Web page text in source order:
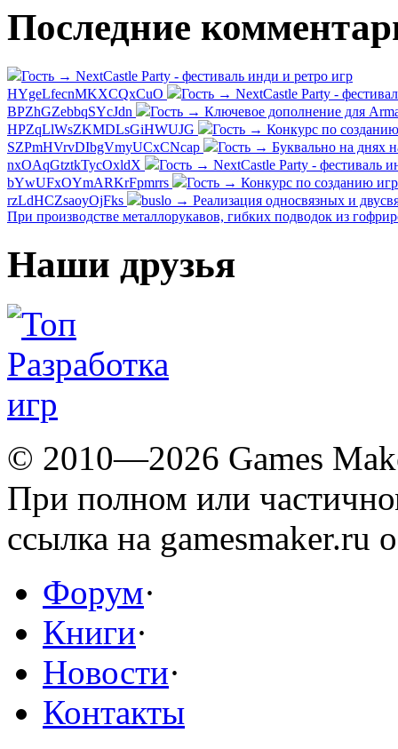
Последние
Гость → NextCastle Party - фестиваль инди и ретро игр
HYgeLfecnMKXCQxCuO
Гость → NextCastle Party -
BPZhGZebbqSYcJdn
Гость → Ключевое дополнение для
HPZqLlWsZKMDLsGiHWUJG
Гость → Конкурс по
SZPmHVrvDIbgVmyUCxCNcap
Гость → Буквально на днях
nxOAqGtztkTycOxldX
Гость → NextCastle Party - фестиваль
bYwUFxOYmARKrFpmrrs
Гость → Конкурс по созданию
rzLdHCZsaoyOjFks
buslo → Реализация односвязных и
При производстве металлорукавов, гибких подводок из
Наши друзья
© 2010—2026 Games
При полном или
ссылка на gamesmaker.ru
Форум·
Книги·
Новости·
Контакты